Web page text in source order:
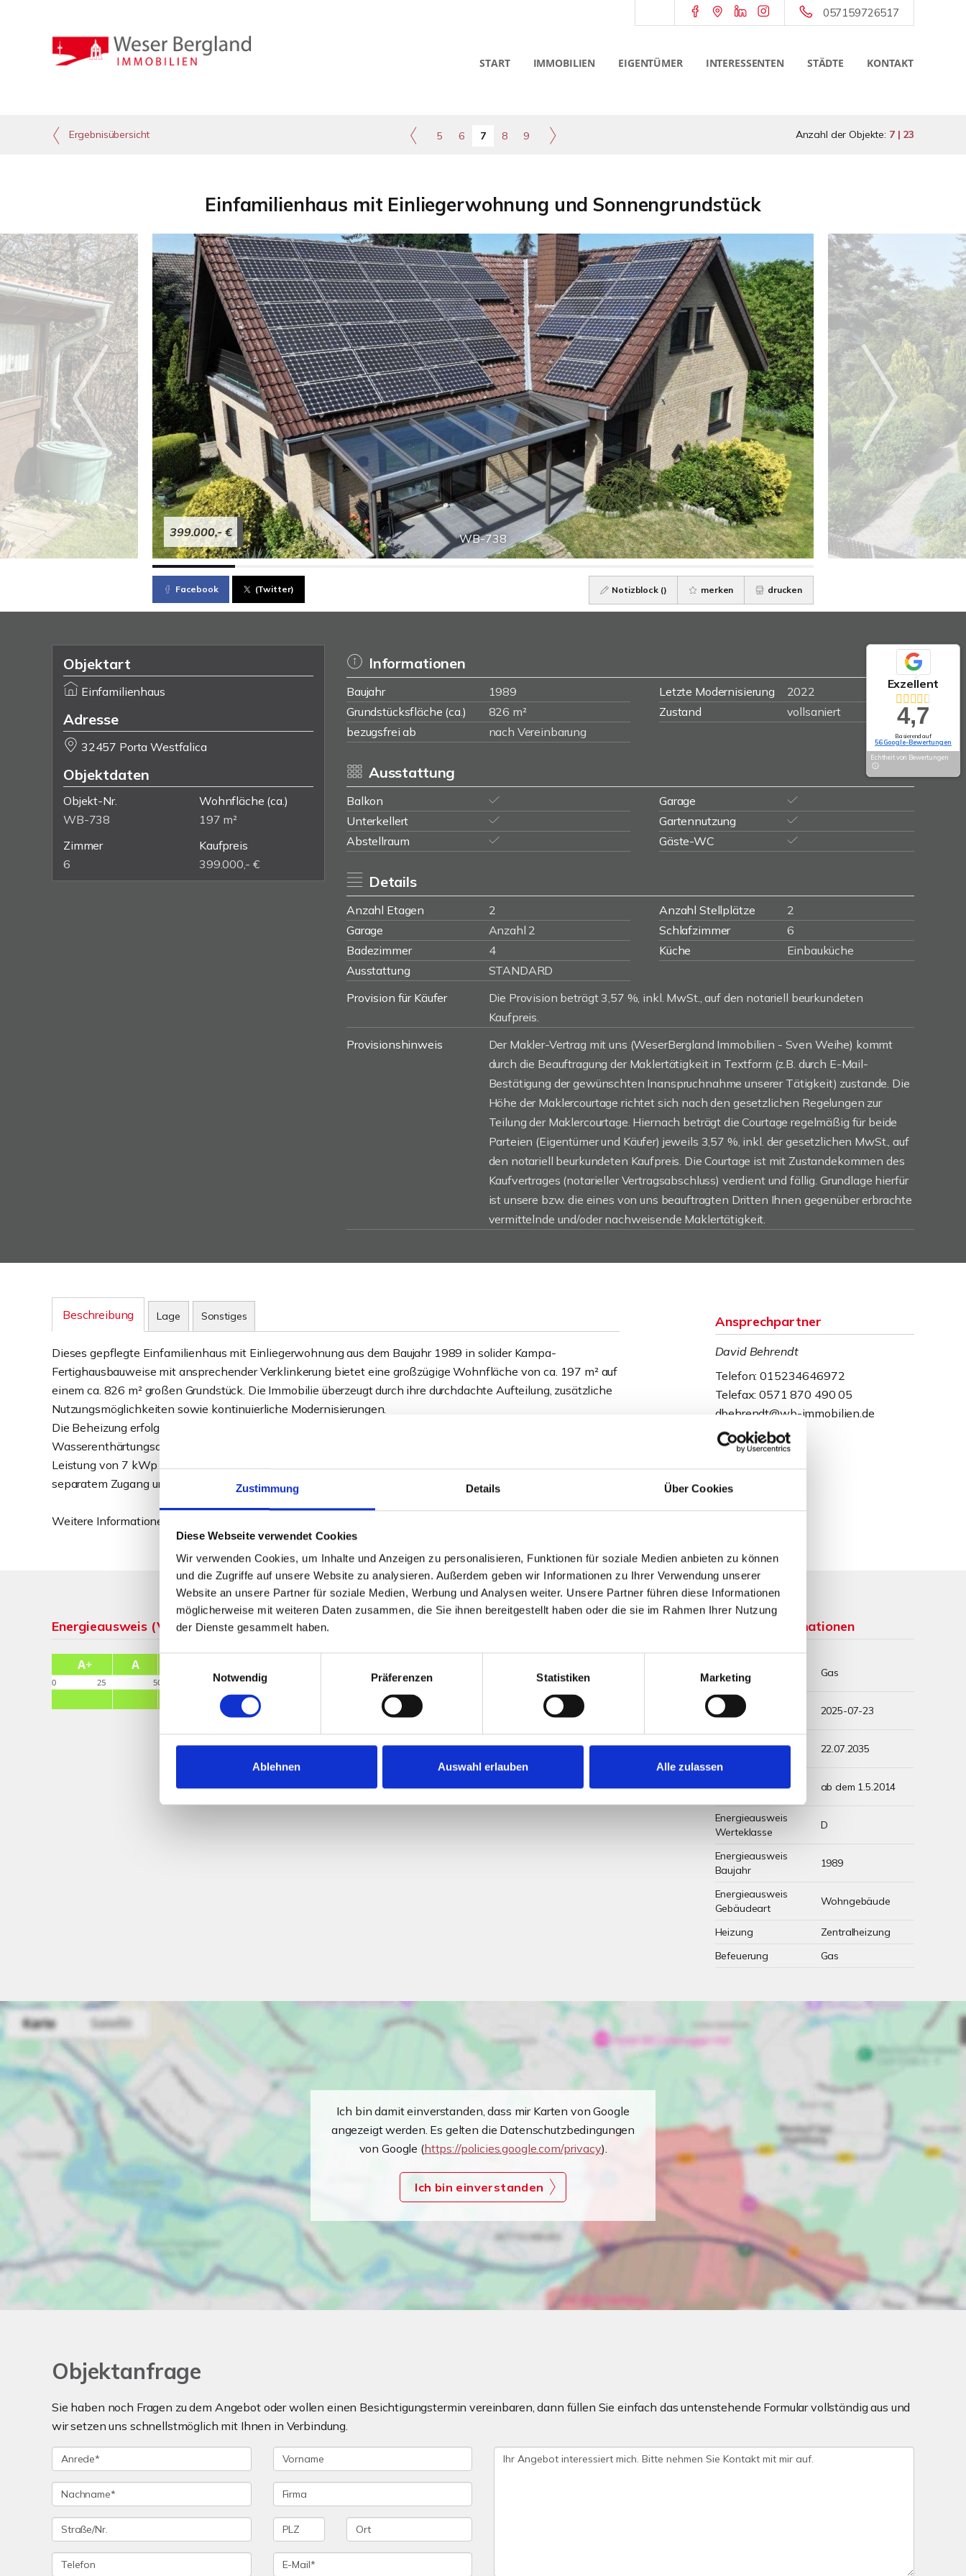
Zustimmung Details Über Cookies
Diese Webseite verwendet Cookies
Wir verwenden Cookies, um Inhalte und Anzeigen zu personalisieren, Funktionen für soziale Medien anbieten zu können
und die Zugriffe auf unsere Website zu analysieren. Außerdem geben wir Informationen zu Ihrer Verwendung unserer
Website an unsere Partner für soziale Medien, Werbung und Analysen weiter. Unsere Partner führen diese Informationen
möglicherweise mit weiteren Daten zusammen, die Sie ihnen bereitgestellt haben oder die sie im Rahmen Ihrer Nutzung
der Dienste gesammelt haben.
Notwendig
Präferenzen Statistiken Marketing
Ablehnen Auswahl erlauben Alle zulassen
057159726517
START IMMOBILIEN EIGENTÜMER INTERESSENTEN STÄDTE KONTAKT
Ergebnisübersicht 5 6 7 8 9 Anzahl der Objekte: 7 | 23
Einfamilienhaus mit Einliegerwohnung und Sonnengrundstück
WB-738
399.000,- €
Facebook (Twitter) Notizblock () merken drucken
Objektart
Einfamilienhaus
Adresse
32457 Porta Westfalica
Objektdaten
Objekt-Nr.
WB-738
Wohnfläche (ca.)
197 m²
Zimmer
6
Kaufpreis
399.000,- €
Informationen
Baujahr 1989 Letzte Modernisierung
2022
Grundstücksfläche (ca.)
826 m² Zustand
vollsaniert
bezugsfrei ab
nach Vereinbarung
Ausstattung
Balkon
Garage
Unterkellert
Gartennutzung
Abstellraum
Gäste-WC
Details
Anzahl Etagen 2 Anzahl Stellplätze
2
Garage
Anzahl 2 Schlafzimmer
6
Badezimmer
4 Küche
Einbauküche
Ausstattung
STANDARD
Provision für Käufer
Die Provision beträgt 3,57 %, inkl. MwSt., auf den notariell beurkundeten
Kaufpreis.
Provisionshinweis
Der Makler-Vertrag mit uns (WeserBergland Immobilien - Sven Weihe) kommt
durch die Beauftragung der Maklertätigkeit in Textform (z.B. durch E-Mail-
Bestätigung der gewünschten Inanspruchnahme unserer Tätigkeit) zustande. Die
Höhe der Maklercourtage richtet sich nach den gesetzlichen Regelungen zur
Teilung der Maklercourtage. Hiernach beträgt die Courtage regelmäßig für beide
Parteien (Eigentümer und Käufer) jeweils 3,57 %, inkl. der gesetzlichen MwSt., auf
den notariell beurkundeten Kaufpreis. Die Courtage ist mit Zustandekommen des
Kaufvertrages (notarieller Vertragsabschluss) verdient und fällig. Grundlage hierfür
ist unsere bzw. die eines von uns beauftragten Dritten Ihnen gegenüber erbrachte
vermittelnde und/oder nachweisende Maklertätigkeit.
Beschreibung Lage Sonstiges
Dieses gepflegte Einfamilienhaus mit Einliegerwohnung aus dem Baujahr 1989 in solider Kampa-
Fertighausbauweise mit ansprechender Verklinkerung bietet eine großzügige Wohnfläche von ca. 197 m² auf
einem ca. 826 m² großen Grundstück. Die Immobilie überzeugt durch ihre durchdachte Aufteilung, zusätzliche
Nutzungsmöglichkeiten sowie kontinuierliche Modernisierungen.
Die Beheizung erfolgt über eine Gasheizung aus dem Jahr 2022. Ebenfalls im Jahr 2022 wurde eine
Wasserenthärtungsanlage installiert. Die vorhandene Photovoltaikanlage aus dem Jahr 2009 mit einer
Leistung von 7 kWp trägt zur Energiegewinnung bei. Dreifach verglaste Holzfenster sowie ein Teilkeller mit
separatem Zugang und teilweise beheizten Räumen ergänzen die Ausstattung.
Weitere Informationen im ausführlichen Exposé!
Ansprechpartner
David Behrendt
Telefon: 015234646972
Telefax: 0571 870 490 05
dbehrendt@wb-immobilien.de
Energieausweis (Verbrauchsausweis)
107,60 kWh / (m²*a)
Weitere Informationen
Energieträger
Gas
Energieausweis
Ausstelldatum
2025-07-23
22.07.2035
ab dem 1.5.2014
Energieausweis
Werteklasse
D
Energieausweis
Baujahr
1989
Energieausweis
Gebäudeart
Wohngebäude
Heizung
Zentralheizung
Befeuerung
Gas
Ich bin damit einverstanden, dass mir Karten von Google
angezeigt werden. Es gelten die Datenschutzbedingungen
von Google (https://policies.google.com/privacy).
Ich bin einverstanden
Objektanfrage
Sie haben noch Fragen zu dem Angebot oder wollen einen Besichtigungstermin vereinbaren, dann füllen Sie einfach das untenstehende Formular vollständig aus und
wir setzen uns schnellstmöglich mit Ihnen in Verbindung.
Exzellent
4,7
Basierend auf
56 Google-Bewertungen
Echtheit von Bewertungen